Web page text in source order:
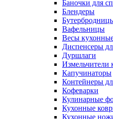
Баночки для
Блендеры
Вафельницы
Весы
Диспенсеры
Дуршлаги
Измельчители
Капучинаторы
Контейнеры
Кофеварки
Кулинарные
Кухонные
Кухонные